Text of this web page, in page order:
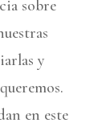
sobre
y
en este